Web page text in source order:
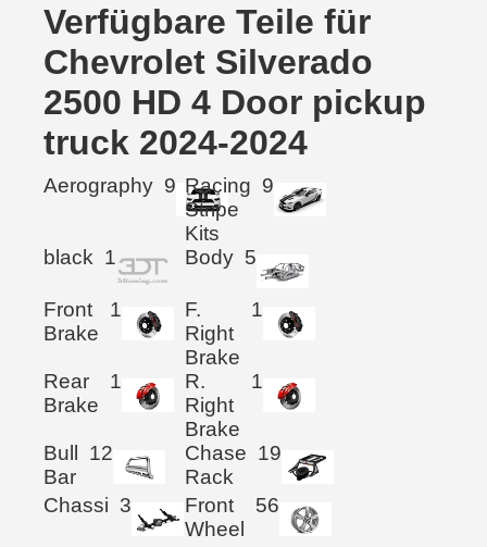
Verfügbare Teile für
Chevrolet Silverado
2500 HD 4 Door pickup
truck 2024-2024
Aerography 9 Racing
Stripe
Kits
9
black 1 Body 5
Front
Brake
1
F.
Right
Brake
1
Rear
Brake
1
R.
Right
Brake
1
Bull
Bar
12
Chase
Rack
19
Chassi 3
Front
Wheel
56